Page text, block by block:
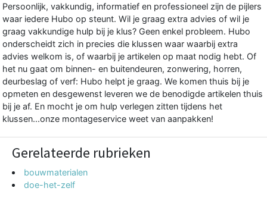
Persoonlijk, vakkundig, informatief en professioneel zijn de pijlers
waar iedere Hubo op steunt. Wil je graag extra advies of wil je
graag vakkundige hulp bij je klus? Geen enkel probleem. Hubo
onderscheidt zich in precies die klussen waar waarbij extra
advies welkom is, of waarbij je artikelen op maat nodig hebt. Of
het nu gaat om binnen- en buitendeuren, zonwering, horren,
deurbeslag of verf: Hubo helpt je graag. We komen thuis bij je
opmeten en desgewenst leveren we de benodigde artikelen thuis
bij je af. En mocht je om hulp verlegen zitten tijdens het
klussen...onze montageservice weet van aanpakken!
Gerelateerde rubrieken
bouwmaterialen
doe-het-zelf